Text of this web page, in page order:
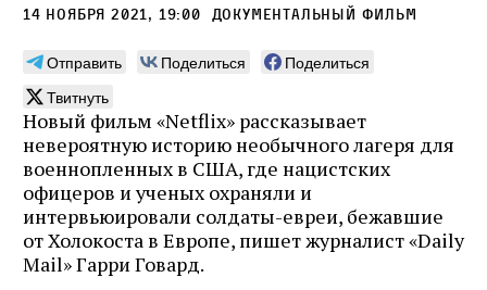
14 ноября 2021, 19:00 Документальный фильм
Отправить Поделиться
Поделиться
Твитнуть
Новый фильм «Netflix» рассказывает
невероятную историю необычного лагеря для
военнопленных в США, где нацистских
офицеров и ученых охраняли и
интервьюировали солдаты-евреи, бежавшие
от Холокоста в Европе, пишет журналист «Daily
Mail» Гарри Говард.